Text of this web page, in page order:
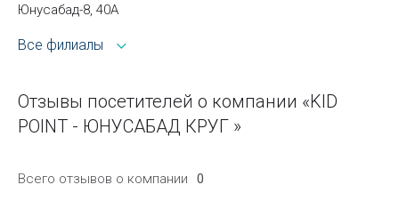
Юнусабад-8, 40А
Все филиалы
Отзывы посетителей о компании «KID
POINT - ЮНУСАБАД КРУГ »
Всего отзывов о компании 0